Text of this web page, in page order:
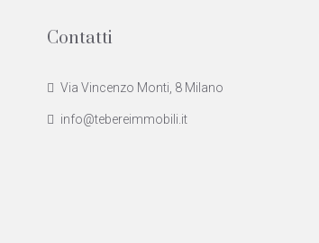
Contatti
Via Vincenzo Monti, 8 Milano
info@tebereimmobili.it